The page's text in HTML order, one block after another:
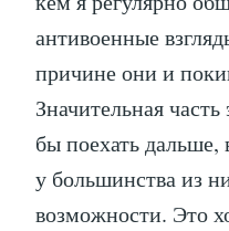
антивоенные
причине они и
Значительная
бы поехать
у большинства из
возможности. Это